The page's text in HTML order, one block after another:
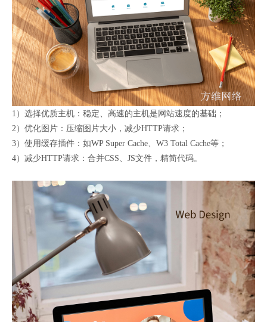
1）选择优质主机：稳定、高速的主机是网站速度的基础；
2）优化图片：压缩图片大小，减少HTTP请求；
3）使用缓存插件：如WP Super Cache、W3 Total Cache等；
4）减少HTTP请求：合并CSS、JS文件，精简代码。